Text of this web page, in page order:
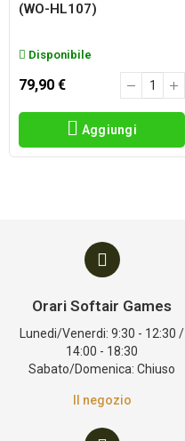
(WO-HL107)
Disponibile
79,90 €
Aggiungi
Orari Softair Games
Lunedi/Venerdi: 9:30 - 12:30 /
14:00 - 18:30
Sabato/Domenica: Chiuso
Il negozio